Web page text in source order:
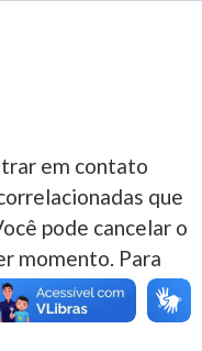
em contato
que
pode cancelar o
momento. Para
de